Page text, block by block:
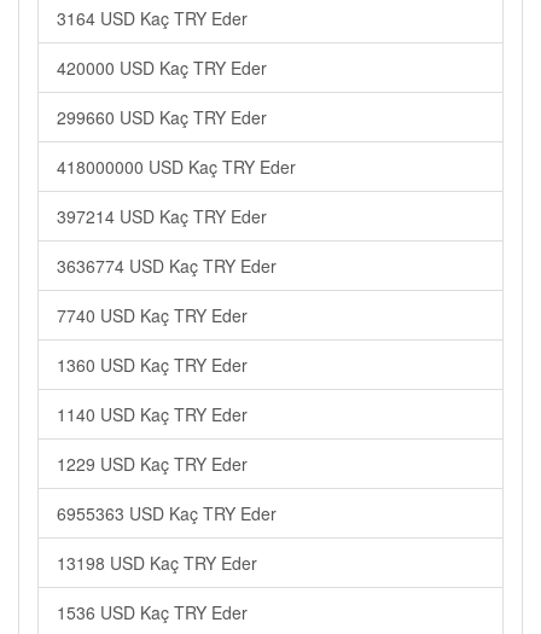
3164 USD Kaç TRY Eder
420000 USD Kaç TRY Eder
299660 USD Kaç TRY Eder
418000000 USD Kaç TRY Eder
397214 USD Kaç TRY Eder
3636774 USD Kaç TRY Eder
7740 USD Kaç TRY Eder
1360 USD Kaç TRY Eder
1140 USD Kaç TRY Eder
1229 USD Kaç TRY Eder
6955363 USD Kaç TRY Eder
13198 USD Kaç TRY Eder
1536 USD Kaç TRY Eder